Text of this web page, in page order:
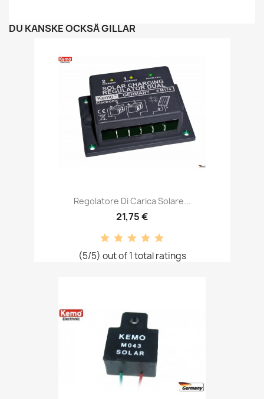
DU KANSKE OCKSÅ GILLAR
Regolatore Di Carica Solare...
21,75 €
(5/5) out of 1 total ratings